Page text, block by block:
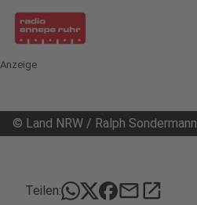
Anzeige
© Land NRW / Ralph Sondermann
Teilen: mailopen_in_new